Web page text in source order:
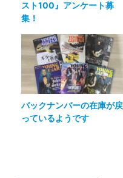
スト100』アンケート募
集！
バックナンバーの在庫が戻
っているようです